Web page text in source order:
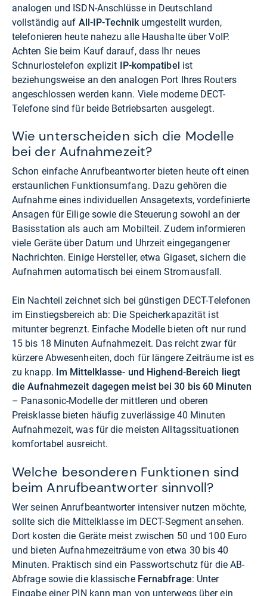
analogen und ISDN-Anschlüsse in Deutschland
vollständig auf All-IP-Technikumgestellt wurden,
telefonieren heute nahezu alle Haushalte über VoIP.
Achten Sie beim Kauf darauf, dass Ihr neues
Schnurlostelefon explizit IP-kompatibel ist
beziehungsweise an den analogen Port Ihres Routers
angeschlossen werden kann. Viele moderne DECT-
Telefone sind für beide Betriebsarten ausgelegt.
Wie unterscheiden sich die Modelle
bei der Aufnahmezeit?
Schon einfache Anrufbeantworter bieten heute oft einen
erstaunlichen Funktionsumfang. Dazu gehören die
Aufnahme eines individuellen Ansagetexts, vordefinierte
Ansagen für Eilige sowie die Steuerung sowohl an der
Basisstation als auch am Mobilteil. Zudem informieren
viele Geräte über Datum und Uhrzeit eingegangener
Nachrichten. Einige Hersteller, etwa Gigaset, sichern die
Aufnahmen automatisch bei einem Stromausfall.
Ein Nachteil zeichnet sich bei günstigen DECT-Telefonen
im Einstiegsbereich ab: Die Speicherkapazität ist
mitunter begrenzt. Einfache Modelle bieten oft nur rund
15 bis 18 Minuten Aufnahmezeit. Das reicht zwar für
kürzere Abwesenheiten, doch für längere Zeiträume ist es
zu knapp. Im Mittelklasse- und Highend-Bereich liegt
die Aufnahmezeit dagegen meist bei 30 bis 60 Minuten
– Panasonic-Modelle der mittleren und oberen
Preisklasse bieten häufig zuverlässige 40 Minuten
Aufnahmezeit, was für die meisten Alltagssituationen
komfortabel ausreicht.
Welche besonderen Funktionen sind
beim Anrufbeantworter sinnvoll?
Wer seinen Anrufbeantworter intensiver nutzen möchte,
sollte sich die Mittelklasse im DECT-Segment ansehen.
Dort kosten die Geräte meist zwischen 50 und 100 Euro
und bieten Aufnahmezeiträume von etwa 30 bis 40
Minuten. Praktisch sind ein Passwortschutz für die AB-
Abfrage sowie die klassische Fernabfrage: Unter
Eingabe einer PIN kann man von unterwegs über ein